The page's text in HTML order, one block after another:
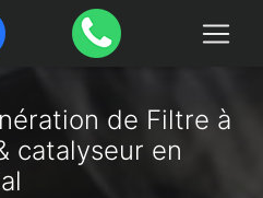
de Filtre à
catalyseur en